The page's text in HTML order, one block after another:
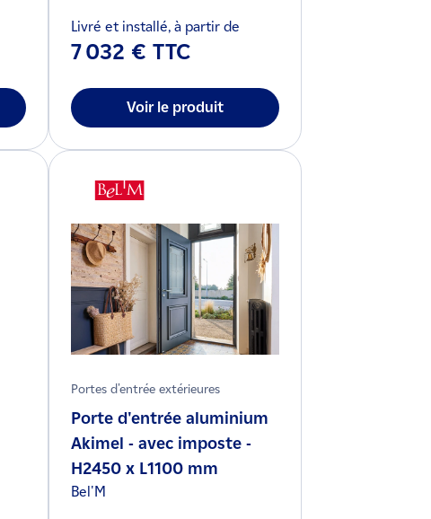
Livré et installé, à partir de
7 032 € TTC
Voir le produit
Portes d'entrée extérieures
Porte d'entrée aluminium
Akimel - avec imposte -
H2450 x L1100 mm
Bel'M